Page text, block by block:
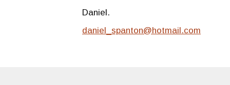
Daniel.
daniel_spanton@hotmail.com